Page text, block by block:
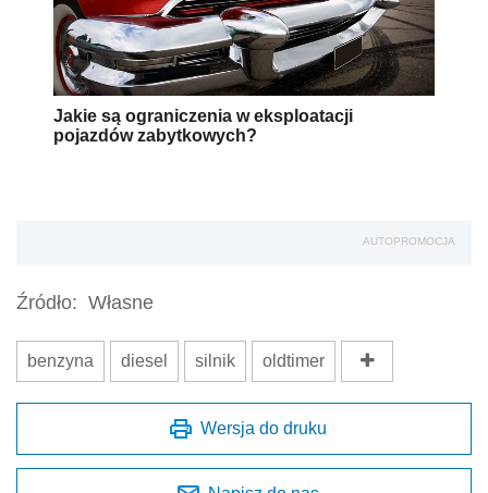
Jakie są ograniczenia w eksploatacji
pojazdów zabytkowych?
AUTOPROMOCJA
Źródło: Własne
benzyna diesel silnik oldtimer
Wersja do druku